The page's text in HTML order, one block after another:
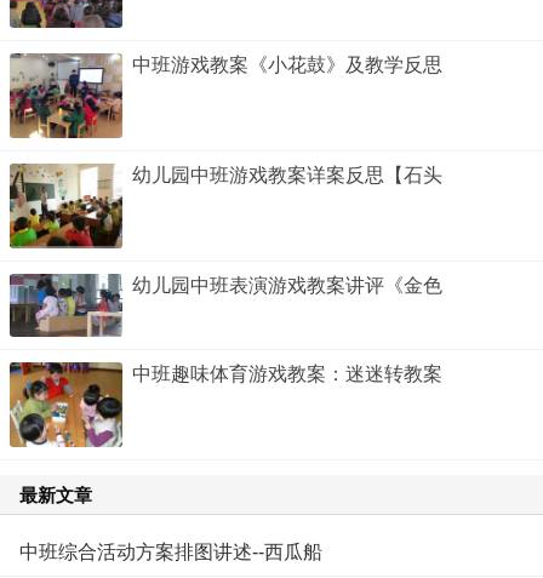
中班游戏教案《小花鼓》及教学反思
幼儿园中班游戏教案详案反思【石头
幼儿园中班表演游戏教案讲评《金色
中班趣味体育游戏教案：迷迷转教案
最新文章
中班综合活动方案排图讲述--西瓜船